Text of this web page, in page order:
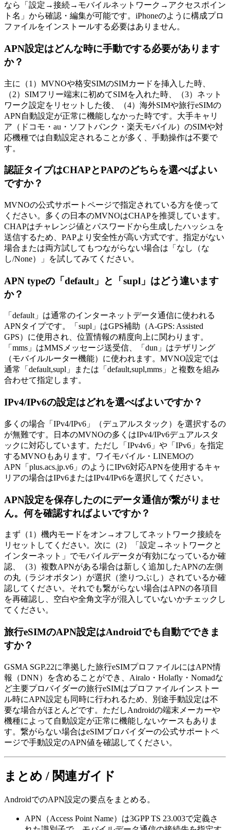
なら「設定→接続→モバイルネットワーク→アクセスポイン
ト名」から確認・編集が可能です。iPhoneのように構成プロ
ファイルをインストールする必要はありません。
APN設定はどんな時に手動でする必要があります
か？
主に（1）MVNOや格安SIMのSIMカードを挿入した時、
（2）SIMフリー端末に初めてSIMを入れた時、（3）ネット
ワーク設定をリセットした後、（4）海外SIMや旅行eSIMの
APN自動設定が正常に機能しなかった時です。大手キャリ
ア（ドコモ・au・ソフトバンク・楽天モバイル）のSIMや対
応機種では自動設定されることが多く、手動操作は不要で
す。
認証タイプはCHAPとPAPのどちらを選べばよい
ですか？
MVNOの公式サポートページで指定されている方を使って
ください。多くの日本のMVNOはCHAPを推奨しています。
CHAPはチャレンジ値とパスワードから生成したハッシュを
送信するため、PAPより安全性が高い方式です。指定がない
場合または両方試してもつながらない場合は「なし（な
し/None）」を試してみてください。
APN typeの「default」と「supl」はどう違います
か？
「default」は通常のインターネットデータ通信に使われる
APNタイプです。「supl」はGPS補助（A-GPS: Assisted
GPS）に使用され、位置情報の精度向上に関わります。
「mms」はMMSメッセージ送受信、「dun」はテザリング
（モバイルルーター機能）に使われます。MVNO設定では
通常「default,supl」または「default,supl,mms」と複数を組み
合わせて指定します。
IPv4/IPv6の設定はどれを選べばよいですか？
多くの場合「IPv4/IPv6」（デュアルスタック）を選択するの
が無難です。日本のMVNOの多くはIPv4/IPv6デュアルスタ
ックに対応しています。ただし「IPv4v6」や「IPv6」を指定
するMVNOもあります。ワイモバイル・LINEMOの
APN「plus.acs.jp.v6」のようにIPv6対応APNを使用するキャ
リアの場合はIPv6またはIPv4/IPv6を選択してください。
APN設定を保存したのにデータ通信が繋がりませ
ん。何を確認すればよいですか？
まず（1）機内モードをオン→オフしてネットワーク接続を
リセットしてください。次に（2）「設定→ネットワークと
インターネット」でモバイルデータが有効になっているか確
認、（3）複数APNがある場合は新しく追加したAPNの左側
の丸（ラジオボタン）が選択（塗りつぶし）されているか確
認してください。それでも繋がらない場合はAPNの各項目
を再確認し、空白や全角文字が混入していないかチェックし
てください。
旅行eSIMのAPN設定はAndroidでも自動でできま
すか？
GSMA SGP.22に準拠した旅行eSIMプロファイルにはAPN情
報（DNN）を含めることができ、Airalo・Holafly・Nomadな
ど主要プロバイダーの旅行eSIMはプロファイルインストー
ル時にAPN設定も同時に行われるため、別途手動設定は不
要な場合がほとんどです。ただしAndroidの端末メーカーや
機種によって自動設定が正常に機能しないケースもありま
す。繋がらない場合はeSIMプロバイダーの公式サポートペ
ージで手動設定のAPN値を確認してください。
まとめ / 関連ガイド
AndroidでのAPN設定の要点をまとめる。
APN（Access Point Name）は3GPP TS 23.003で定義さ